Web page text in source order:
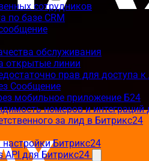
сотрудников
по базе CRM
обслуживания
открытые линии
прав для доступа
Сообщение
мобильное приложение Б24
номеров и
за лид в Битрикс24
Битрикс24
API для Битрикс24